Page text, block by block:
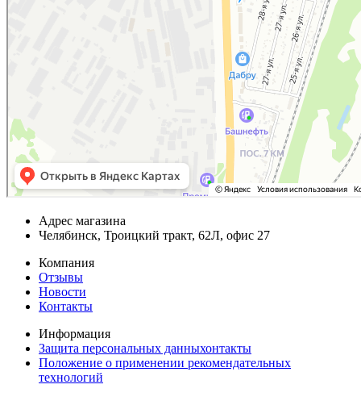
Адрес магазина
Челябинск, Троицкий тракт, 62Л, офис 27
Компания
Отзывы
Новости
Контакты
Информация
Защита персональных данныхонтакты
Положение о применении рекомендательных
технологий